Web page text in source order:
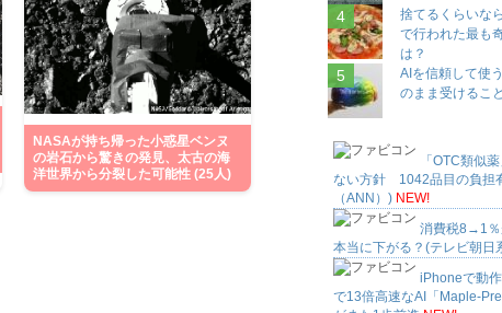
NASAが持ち帰った小惑星ベンヌ
の岩石から驚きの発見、太古の海
洋世界から分裂した可能性 (25人)
捨てるくらいな
で行われた最も
は？
AIを信頼して使
のまま受けるこ
「OTC類似
ない方針 1042品目の負担
（ANN）) NEW!
消費税8→1
本当に下がる？(テレビ朝日
iPhoneで動
で13倍高速なAI「Maple-